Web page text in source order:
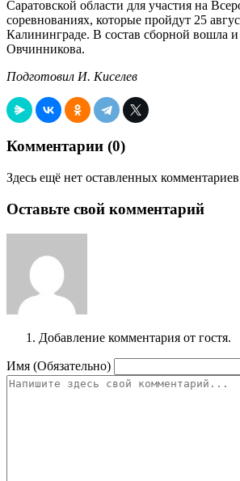
Саратовской области для участия на
соревнованиях, которые пройдут 25
Калининграде. В состав сборной вошла
Овчинникова.
Подготовил И. Киселев
Комментарии (0)
Здесь ещё нет оставленных
Оставьте свой комментарий
Добавление комментария от гостя.
Имя (Обязательно)